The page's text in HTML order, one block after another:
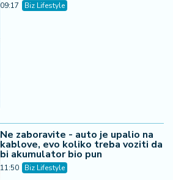
09:17 Biz Lifestyle
Ne zaboravite - auto je upalio na
kablove, evo koliko treba voziti da
bi akumulator bio pun
11:50 Biz Lifestyle